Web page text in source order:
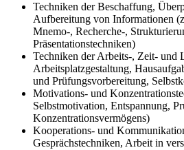
Techniken der Beschaffung,
Aufbereitung von Informationen
Mnemo-, Recherche-,
Präsentationstechniken)
Techniken der Arbeits-, Zeit- und
Arbeitsplatzgestaltung,
und Prüfungsvorbereitung,
Motivations- und
Selbstmotivation, Entspannung,
Konzentrationsvermögens)
Kooperations- und
Gesprächstechniken, Arbeit in